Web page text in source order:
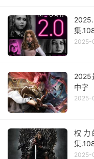
集
2025-
2025
中字
2025-
权力
集
2025-